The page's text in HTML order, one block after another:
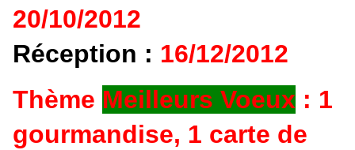
20/10/2012
Réception : 16/12/2012
Thème Meilleurs Voeux : 1
gourmandise, 1 carte de